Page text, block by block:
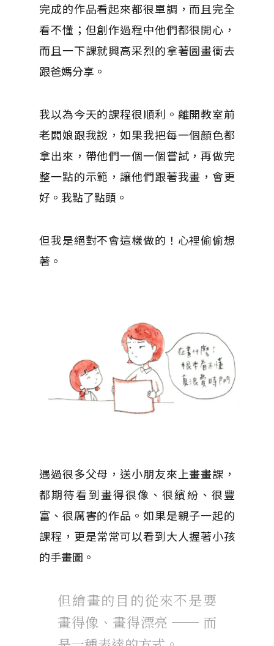
完成的作品看起來都很單調，而且完全
看不懂；但創作過程中他們都很開心，
而且一下課就興高采烈的拿著圖畫衝去
跟爸媽分享。
我以為今天的課程很順利。離開教室前
老闆娘跟我說，如果我把每一個顏色都
拿出來，帶他們一個一個嘗試，再做完
整一點的示範，讓他們跟著我畫，會更
好。我點了點頭。
但我是絕對不會這樣做的！心裡偷偷想
著。
遇過很多父母，送小朋友來上畫畫課，
都期待看到畫得很像、很繽紛、很豐
富、很厲害的作品。如果是親子一起的
課程，更是常常可以看到大人握著小孩
的手畫圖。
但繪畫的目的從來不是要
畫得像、畫得漂亮 ── 而